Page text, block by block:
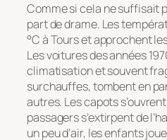
Comme si cela ne suffisait
part de drame. Les
°C à Tours et approchent
Les voitures des années
climatisation et souvent
surchauffes, tombent en
autres. Les capots
passagers s’extirpent de
un peu d’air, les enfants